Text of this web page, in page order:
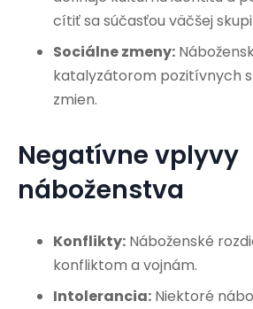
cítiť sa súčasťou väčšej
Sociálne zmeny:
katalyzátorom pozitívnych
zmien.
Negatívne vplyvy
náboženstva
Konflikty: Náboženské
konfliktom a vojnám.
Intolerancia: Niektoré